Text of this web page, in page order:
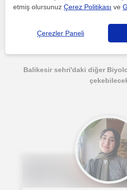
Hata
Balikesir sehri'daki diğer
etmiş olursunuzÇerez Politikası ve
Çerezler Paneli